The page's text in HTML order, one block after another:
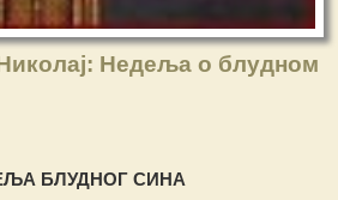
Недеља o блудном
БЛУДНОГ СИНА